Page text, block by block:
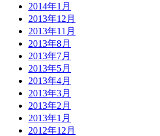
2014年1月
2013年12月
2013年11月
2013年8月
2013年7月
2013年5月
2013年4月
2013年3月
2013年2月
2013年1月
2012年12月